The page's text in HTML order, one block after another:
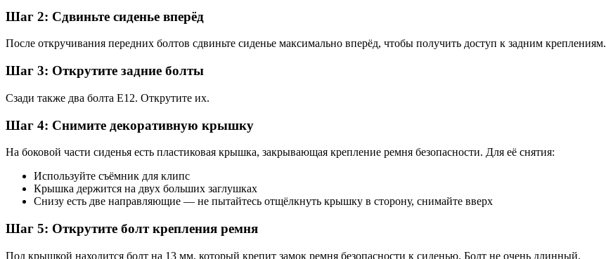
Шаг 2: Сдвиньте сиденье вперёд
После откручивания передних болтов сдвиньте сиденье максимально вперёд, чтобы получить доступ к задним креплениям.
Шаг 3: Открутите задние болты
Сзади также два болта E12. Открутите их.
Шаг 4: Снимите декоративную крышку
На боковой части сиденья есть пластиковая крышка, закрывающая крепление ремня безопасности. Для её снятия:
Используйте съёмник для клипс
Крышка держится на двух больших заглушках
Снизу есть две направляющие — не пытайтесь отщёлкнуть крышку в сторону, снимайте вверх
Шаг 5: Открутите болт крепления ремня
Под крышкой находится болт на 13 мм, который крепит замок ремня безопасности к сиденью. Болт не очень длинный.